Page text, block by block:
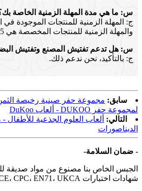
س: ما هي مدة المهلة الزمنية الخاصة
والمهلة الزمنية للمنتجات المخصصة هي 25-35 يومًا
س: هل تدعم تفتيش المصنع وتفتيش
ج: بالتأكيد، نحن ندعم ذلك.
سابق: مجموعة حفر صينية رخيصة
لمجموعة حفر DUKOO - ألعاب DuKoo
التالي: ألعاب العلوم الجذعية
الديناصورات
- ضمان السلامة-
الجبس الخاص بنا مصنوع من مواد صديقة
شهادات اختبارات DTI: CE، CPC، EN71، UKCA